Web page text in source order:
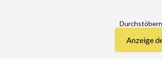
Anzeige